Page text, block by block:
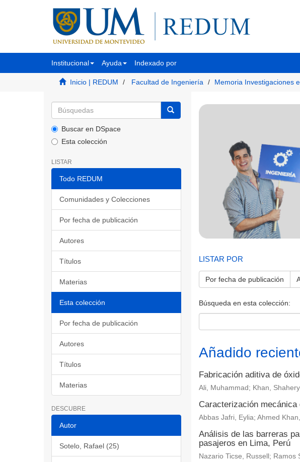
Institucional Ayuda Indexado por
Inicio | REDUM Facultad de Ingeniería Memoria Investigaciones
Buscar en DSpace
Esta colección
LISTAR
Todo REDUM
Comunidades y Colecciones
Por fecha de publicación
Autores
Títulos
Materias
Esta colección
Por fecha de publicación
Autores
Títulos
Materias
DESCUBRE
Autor
Sotelo, Rafael (25)
LISTAR POR
Por fecha de publicación
Búsqueda en esta colección:
Añadido
Fabricación aditiva de
Ali, Muhammad; Khan,
Caracterización
Abbas Jafri, Eylia; Ahmed
Análisis de las barreras
pasajeros en Lima, Perú
Nazario Ticse, Russell;